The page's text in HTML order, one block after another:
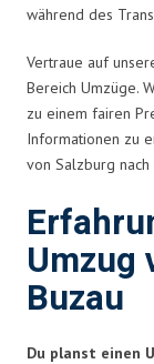
während des
Vertraue auf
Bereich Umzüge.
zu einem fairen
Informationen zu
von Salzburg
Umzug
Buzau
Du planst einen